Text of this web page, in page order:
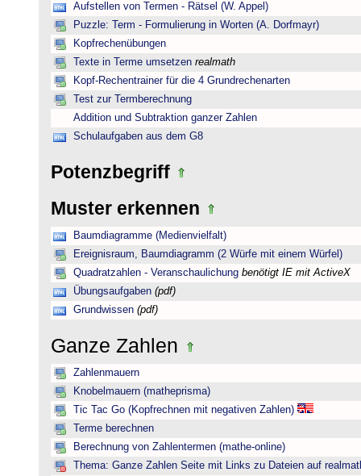
Aufstellen von Termen - Rätsel (W. Appel)
Puzzle: Term - Formulierung in Worten (A. Dorfmayr)
Kopfrechenübungen
Texte in Terme umsetzen realmath
Kopf-Rechentrainer für die 4 Grundrechenarten
Test zur Termberechnung
Addition und Subtraktion ganzer Zahlen
Schulaufgaben aus dem G8
Potenzbegriff
Muster erkennen
Baumdiagramme (Medienvielfalt)
Ereignisraum, Baumdiagramm (2 Würfe mit einem Würfel)
Quadratzahlen - Veranschaulichung benötigt IE mit ActiveX
Übungsaufgaben (pdf)
Grundwissen (pdf)
Ganze Zahlen
Zahlenmauern
Knobelmauern (matheprisma)
Tic Tac Go (Kopfrechnen mit negativen Zahlen)
Terme berechnen
Berechnung von Zahlentermen (mathe-online)
Thema: Ganze Zahlen Seite mit Links zu Dateien auf